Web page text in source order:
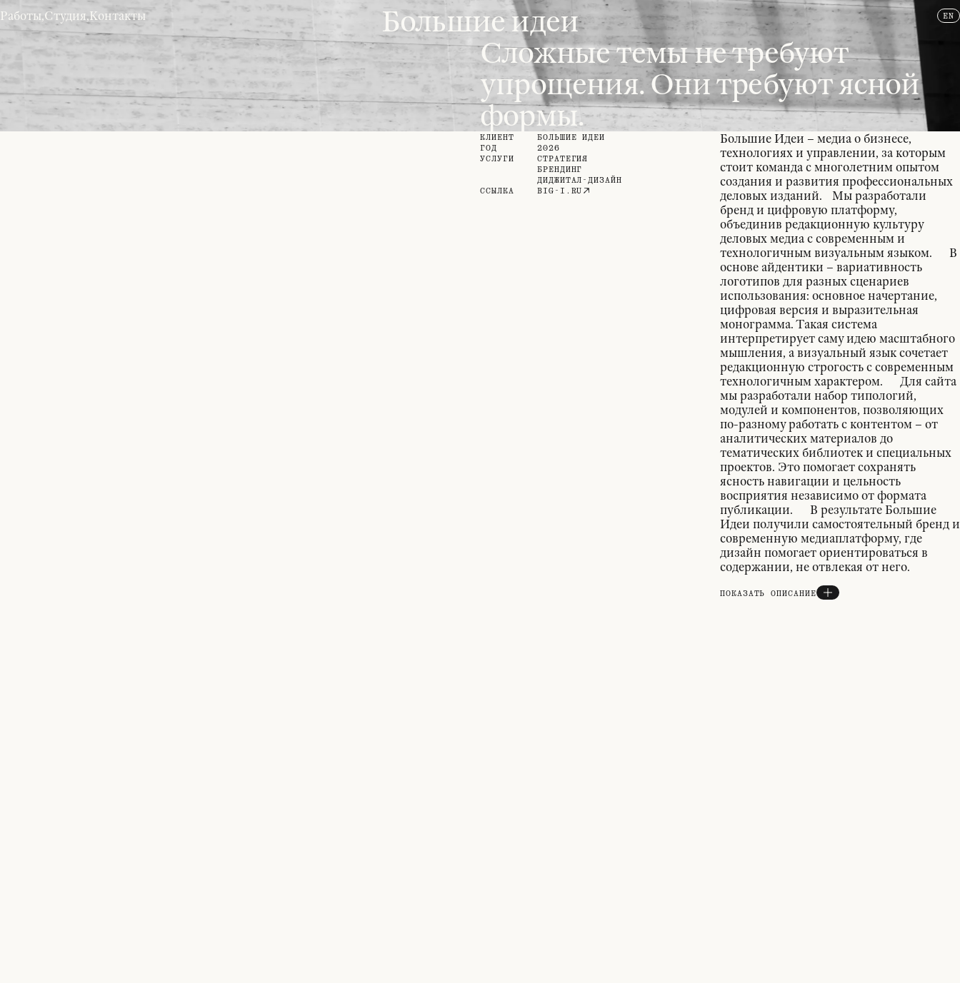
Работы,Студия,Контакты
EN
RU
Большие идеи
Сложные темы не требуют
упрощения. Они требуют ясной
формы.
КЛИЕНТ
БОЛЬШИЕ ИДЕИ
ГОД
2026
УСЛУГИ
СТРАТЕГИЯ
БРЕНДИНГ
ДИДЖИТАЛ-ДИЗАЙН
ССЫЛКА
BIG-I.RU
Большие Идеи – медиа о бизнесе,
технологиях и управлении, за которым
стоит команда с многолетним опытом
создания и развития профессиональных
деловых изданий. Мы разработали
бренд и цифровую платформу,
объединив редакционную культуру
деловых медиа с современным и
технологичным визуальным языком. В
основе айдентики – вариативность
логотипов для разных сценариев
использования: основное начертание,
цифровая версия и выразительная
монограмма. Такая система
интерпретирует саму идею масштабного
мышления, а визуальный язык сочетает
редакционную строгость с современным
технологичным характером. Для сайта
мы разработали набор типологий,
модулей и компонентов, позволяющих
по-разному работать с контентом – от
аналитических материалов до
тематических библиотек и специальных
проектов. Это помогает сохранять
ясность навигации и цельность
восприятия независимо от формата
публикации. В результате Большие
Идеи получили самостоятельный бренд и
современную медиаплатформу, где
дизайн помогает ориентироваться в
содержании, не отвлекая от него.
ПОКАЗАТЬ ОПИСАНИЕ
INSTAGRAM, TELEGRAM